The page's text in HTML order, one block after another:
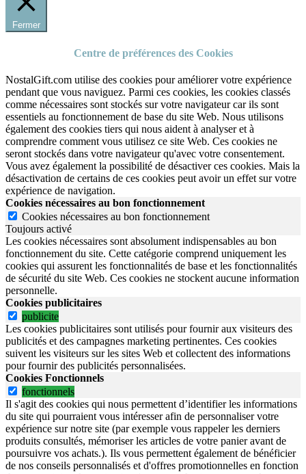
Fermer
Centre de préférences des Cookies
NostalGift.com utilise des cookies pour améliorer votre expérience
pendant que vous naviguez. Parmi ces cookies, les cookies classés
comme nécessaires sont stockés sur votre navigateur car ils sont
essentiels au fonctionnement de base du site Web. Nous utilisons
également des cookies tiers qui nous aident à analyser et à
comprendre comment vous utilisez ce site Web. Ces cookies ne
seront stockés dans votre navigateur qu'avec votre consentement.
Vous avez également la possibilité de désactiver ces cookies. Mais la
désactivation de certains de ces cookies peut avoir un effet sur votre
expérience de navigation.
Cookies nécessaires au bon fonctionnement
Cookies nécessaires au bon fonctionnement
Toujours activé
Les cookies nécessaires sont absolument indispensables au bon
fonctionnement du site. Cette catégorie comprend uniquement les
cookies qui assurent les fonctionnalités de base et les fonctionnalités
de sécurité du site Web. Ces cookies ne stockent aucune information
personnelle.
Cookies publicitaires
publicite
Les cookies publicitaires sont utilisés pour fournir aux visiteurs des
publicités et des campagnes marketing pertinentes. Ces cookies
suivent les visiteurs sur les sites Web et collectent des informations
pour fournir des publicités personnalisées.
Cookies Fonctionnels
fonctionnels
Il s'agit des cookies qui nous permettent d’identifier les informations
du site qui pourraient vous intéresser afin de personnaliser votre
expérience sur notre site (par exemple vous rappeler les derniers
produits consultés, mémoriser les articles de votre panier avant de
poursuivre vos achats.). Ils vous permettent également de bénéficier
de nos conseils personnalisés et d'offres promotionnelles en fonction